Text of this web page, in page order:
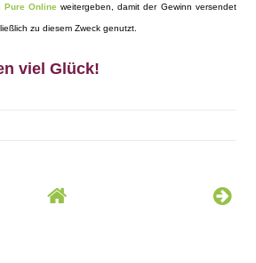
Pure Online weitergeben, damit der Gewinn versendet
zu diesem Zweck genutzt.
viel Glück!